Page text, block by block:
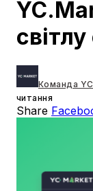
Команда
читання
Share